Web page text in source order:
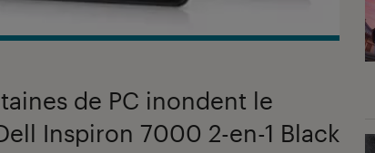
de PC inondent le
Inspiron 7000 2-en-1 Black